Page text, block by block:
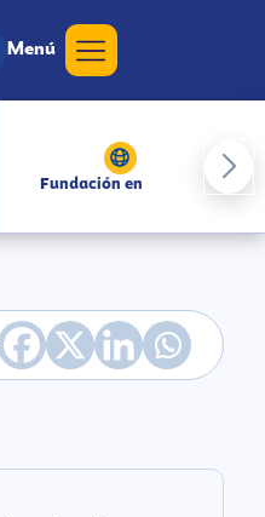
Menú
Fundación en medios